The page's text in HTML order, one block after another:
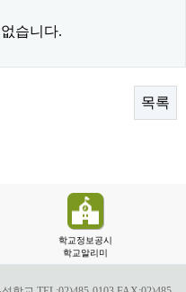
습니다.
목록
학교정보공시
학교알리미